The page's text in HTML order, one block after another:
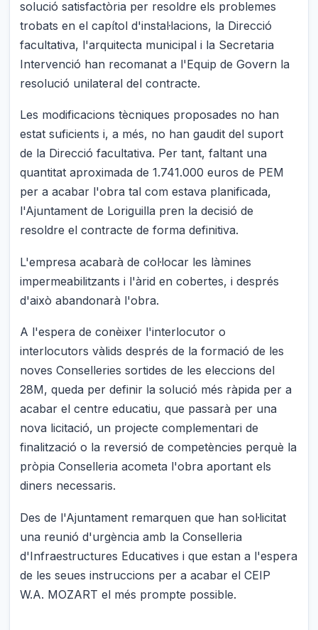
solució satisfactòria per resoldre els problemes
trobats en el capítol d'instal·lacions, la Direcció
facultativa, l'arquitecta municipal i la Secretaria
Intervenció han recomanat a l'Equip de Govern la
resolució unilateral del contracte.
Les modificacions tècniques proposades no han
estat suficients i, a més, no han gaudit del suport
de la Direcció facultativa. Per tant, faltant una
quantitat aproximada de 1.741.000 euros de PEM
per a acabar l'obra tal com estava planificada,
l'Ajuntament de Loriguilla pren la decisió de
resoldre el contracte de forma definitiva.
L'empresa acabarà de col·locar les làmines
impermeabilitzants i l'àrid en cobertes, i després
d'això abandonarà l'obra.
A l'espera de conèixer l'interlocutor o
interlocutors vàlids després de la formació de les
noves Conselleries sortides de les eleccions del
28M, queda per definir la solució més ràpida per a
acabar el centre educatiu, que passarà per una
nova licitació, un projecte complementari de
finalització o la reversió de competències perquè la
pròpia Conselleria acometa l'obra aportant els
diners necessaris.
Des de l'Ajuntament remarquen que han sol·licitat
una reunió d'urgència amb la Conselleria
d'Infraestructures Educatives i que estan a l'espera
de les seues instruccions per a acabar el CEIP
W.A. MOZART el més prompte possible.